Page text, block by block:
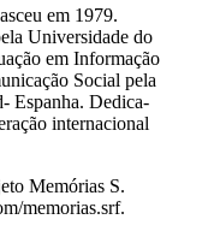
em 1979.
Universidade do
em Informação
Social pela
Espanha. Dedica-
internacional
Memórias S.
memorias.srf.